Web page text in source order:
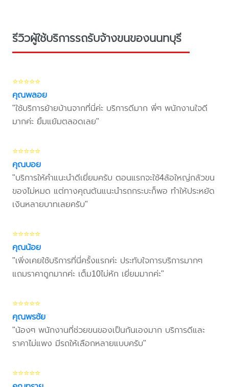
รีวิวผู้ใช้บริการรถรับจ้างขนของนนทบุรี
⭐⭐⭐⭐⭐
คุณพลอย
"ใช้บริการย้ายบ้านจากที่นี่ค่ะ บริการดีมาก พี่ๆ พนักงานใจดี
มากค่ะ ยิ้มแย้มตลอดเลย"
⭐⭐⭐⭐⭐
คุณบอย
"บริการให้คำแนะนำดีเยี่ยมครับ ตอนแรกจะใช้4ล้อใหญ่กลัวขน
ของไม่หมด แต่ทางคุณต้นแนะนำรถกระบะก็พอ ทำให้ประหยัด
เงินหลายบาทเลยครับ"
⭐⭐⭐⭐⭐
คุณน้อย
"เพิ่งเคยใช้บริการที่นี่ครั้งแรกค่ะ ประทับใจการบริการมากๆ
แถมราคาถูกมากค่ะ เต็ม10ไม่หัก เยี่ยมมากค่ะ"
⭐⭐⭐⭐⭐
คุณพรชัย
"น้องๆ พนักงานที่ช่วยขนของเป็นกันเองมาก บริการดีและ
ราคาไม่แพง มีรถให้เลือกหลายแบบครับ"
⭐⭐⭐⭐⭐